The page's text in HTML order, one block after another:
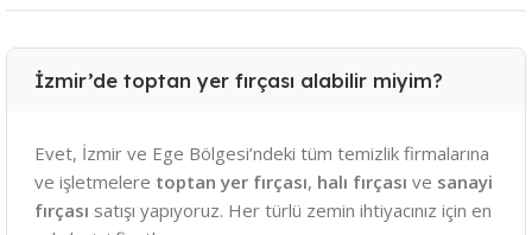
İzmir’de toptan yer fırçası alabilir miyim?
Evet, İzmir ve Ege Bölgesi’ndeki tüm temizlik firmalarına
ve işletmelere toptan yer fırçası, halı fırçası ve sanayi
fırçası satışı yapıyoruz. Her türlü zemin ihtiyacınız için en